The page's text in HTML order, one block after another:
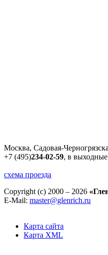
Москва, Садовая-
+7 (495)234-02-59, в выходные
схема проезда
Copyright (c) 2000 – 2026
E-Mail: master@glenrich.ru
Карта сайта
Карта XML